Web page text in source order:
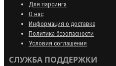
Для парсинга
О нас
Информация о доставке
Политика безопасности
Условия соглашения
СЛУЖБА ПОДДЕРЖКИ